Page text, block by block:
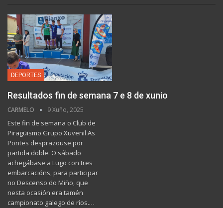
DEPORTES
Resultados fin de semana 7 e 8 de xunio
CARMELO 9 Xuño, 2025
Este fin de semana o Club de
Piragüismo Grupo Xuvenil As
Pontes desprazouse por
partida doble. O sábado
achegábase a Lugo con tres
embarcacións, para participar
no Descenso do Miño, que
nesta ocasión era tamén
campionato galego de ríos.…